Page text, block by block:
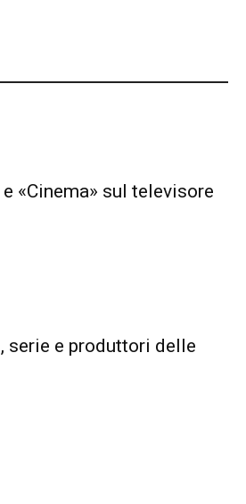
«Cinema» sul televisore
serie e produttori delle